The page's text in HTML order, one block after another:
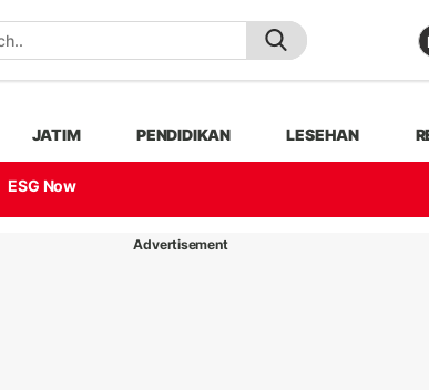
JATIM PENDIDIKAN LESEHAN
ESG Now
Advertisement